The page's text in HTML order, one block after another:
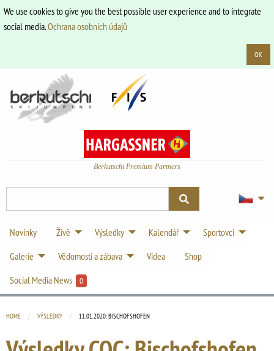
We use cookies to give you the best possible user experience and to integrate
social media.Ochrana osobních údajů
OK
Berkutschi Premium Partners
Novinky Živě Výsledky Kalendář
Sportovci
Galerie
Vědomosti a zábava Videa
Shop
Social Media News
0
HOME VÝSLEDKY CURRENT:
11.01.2020: BISCHOFSHOFEN